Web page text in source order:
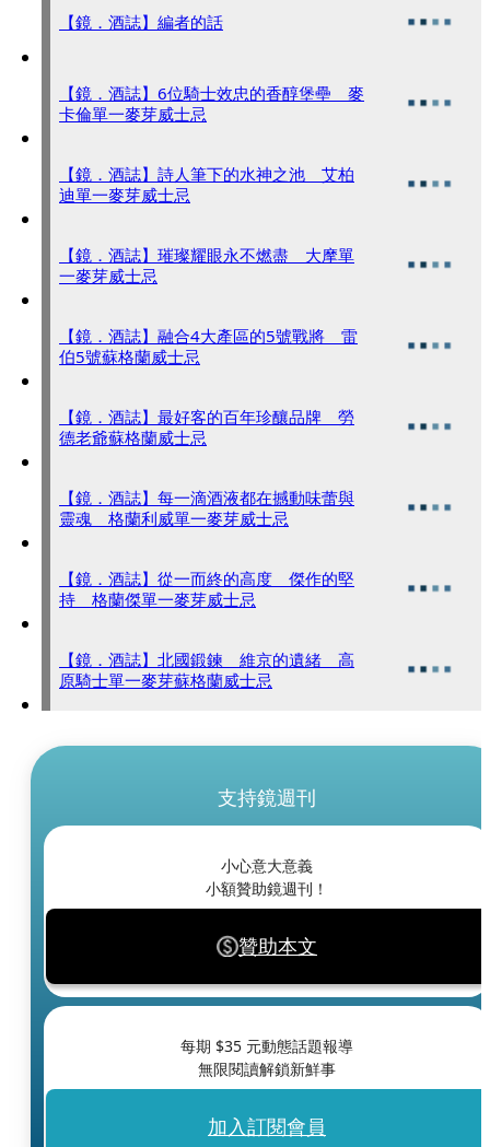
【鏡．酒誌】編者的話
【鏡．酒誌】6位騎士效忠的香醇堡壘 麥
卡倫單一麥芽威士忌
【鏡．酒誌】詩人筆下的水神之池 艾柏
迪單一麥芽威士忌
【鏡．酒誌】璀璨耀眼永不燃盡 大摩單
一麥芽威士忌
【鏡．酒誌】融合4大產區的5號戰將 雷
伯5號蘇格蘭威士忌
【鏡．酒誌】最好客的百年珍釀品牌 勞
德老爺蘇格蘭威士忌
【鏡．酒誌】每一滴酒液都在撼動味蕾與
靈魂 格蘭利威單一麥芽威士忌
【鏡．酒誌】從一而終的高度 傑作的堅
持 格蘭傑單一麥芽威士忌
【鏡．酒誌】北國鍛鍊 維京的遺緒 高
原騎士單一麥芽蘇格蘭威士忌
支持鏡週刊
小心意大意義
小額贊助鏡週刊！
贊助本文
每期 $35 元動態話題報導
無限閱讀解鎖新鮮事
加入訂閱會員